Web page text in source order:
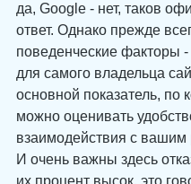
да, Google - нет, таков
ответ. Однако прежде
поведенческие факторы -
для самого владельца
основной показатель, по
можно оценивать
взаимодействия с вашим
И очень важны здесь
их процент высок, это